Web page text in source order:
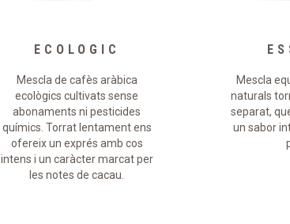
ECOLOGIC
Mescla de cafès aràbica
ecològics cultivats sense
abonaments ni pesticides
químics. Torrat lentament ens
ofereix un exprés amb cos
intens i un caràcter marcat per
les notes de cacau.
Mescla
naturals
separat,
un sabor